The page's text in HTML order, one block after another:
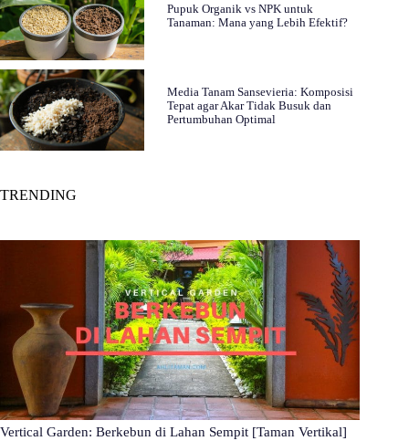
Pupuk Organik vs NPK untuk
Tanaman: Mana yang Lebih Efektif?
Media Tanam Sansevieria: Komposisi
Tepat agar Akar Tidak Busuk dan
Pertumbuhan Optimal
TRENDING
Vertical Garden: Berkebun di Lahan Sempit [Taman Vertikal]